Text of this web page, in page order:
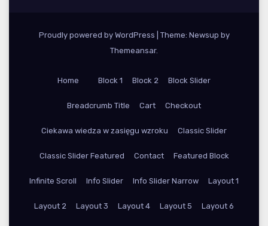
Proudly powered by WordPress
Theme: Newsup by
Themeansar.
Home Block 1 Block 2 Block Slider
Breadcrumb Title Cart Checkout
Ciekawa wiedza w zasięgu wzroku Classic Slider
Classic Slider Featured Contact Featured Block
Infinite Scroll Info Slider Info Slider Narrow Layout 1
Layout 2 Layout 3 Layout 4 Layout 5 Layout 6